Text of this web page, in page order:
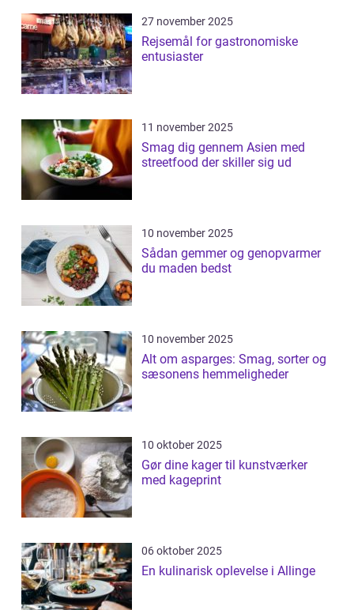
27 november 2025
Rejsemål for gastronomiske
entusiaster
11 november 2025
Smag dig gennem Asien med
streetfood der skiller sig ud
10 november 2025
Sådan gemmer og genopvarmer
du maden bedst
10 november 2025
Alt om asparges: Smag, sorter og
sæsonens hemmeligheder
10 oktober 2025
Gør dine kager til kunstværker
med kageprint
06 oktober 2025
En kulinarisk oplevelse i Allinge